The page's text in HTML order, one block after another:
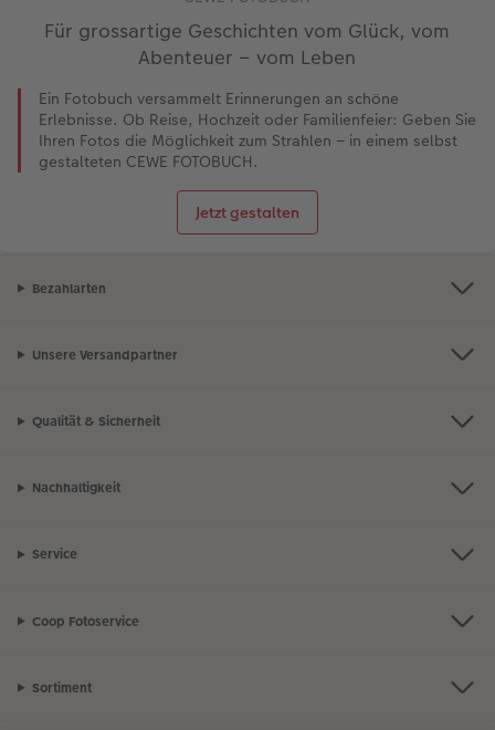
Für grossartige Geschichten vom Glück, vom
Abenteuer – vom Leben
Ein Fotobuch versammelt Erinnerungen an schöne
Erlebnisse. Ob Reise, Hochzeit oder Familienfeier: Geben Sie
Ihren Fotos die Möglichkeit zum Strahlen – in einem selbst
gestalteten CEWE FOTOBUCH.
Jetzt gestalten
Bezahlarten
Unsere Versandpartner
Qualität & Sicherheit
Nachhaltigkeit
Service
Coop Fotoservice
Sortiment